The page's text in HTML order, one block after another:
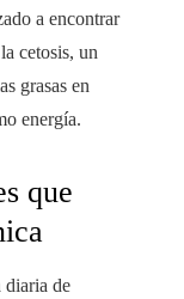
a encontrar
cetosis, un
grasas en
energía.
que
diaria de